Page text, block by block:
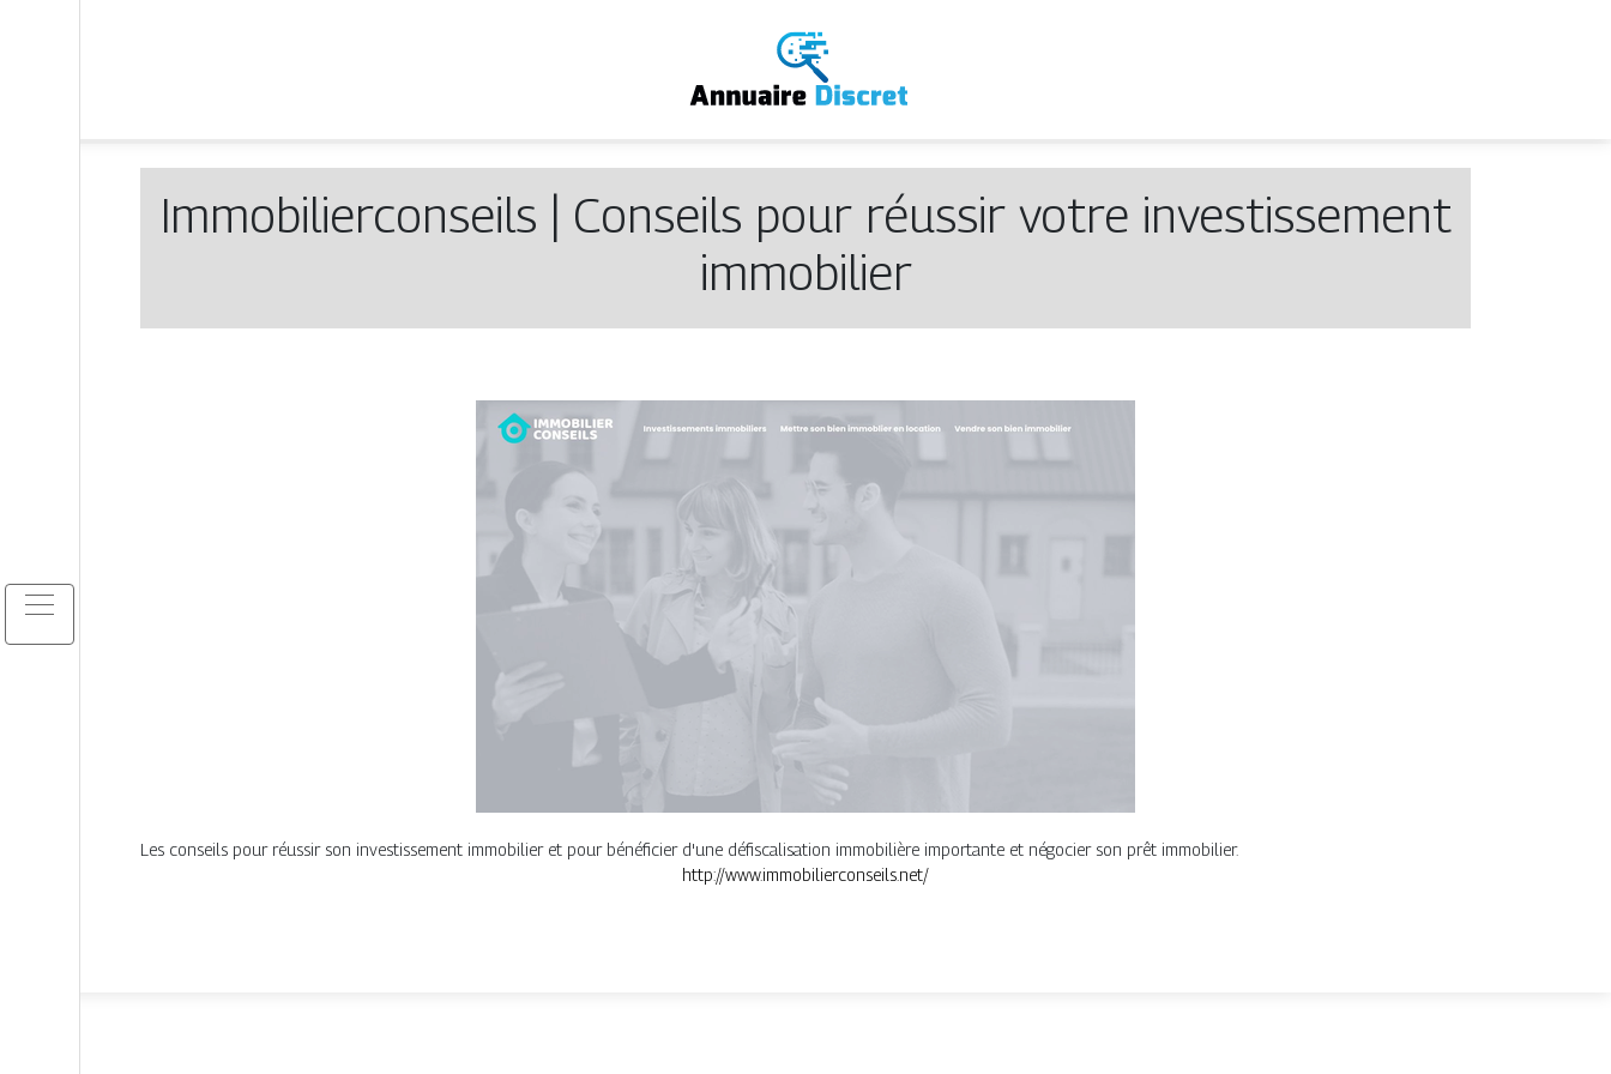
Immobilierconseils | Conseils pour réussir votre in­vestis­se­ment
immobilier
Les conseils pour réussir son investissement immobilier et pour bénéficier d'une défiscalisation immobilière importante et négocier son prêt immobilier.
http://www.immobilierconseils.net/